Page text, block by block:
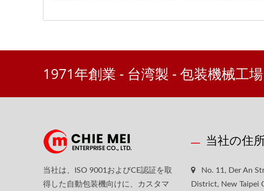
1971年創業 - 台湾製 - 包装機械工場
当社は、ISO 9001およびCE認証を取
得した自動包装機向けに、カスタマ
当社の住
No. 11, Der An
District, New Taipei